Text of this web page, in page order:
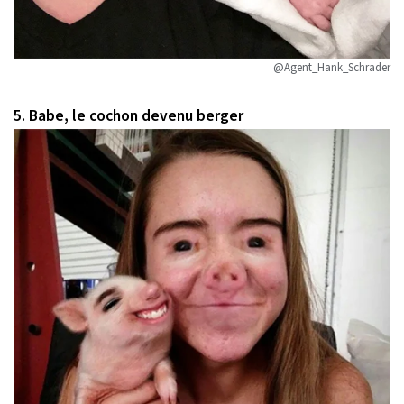
@Agent_Hank_Schrader
5. Babe, le cochon devenu berger